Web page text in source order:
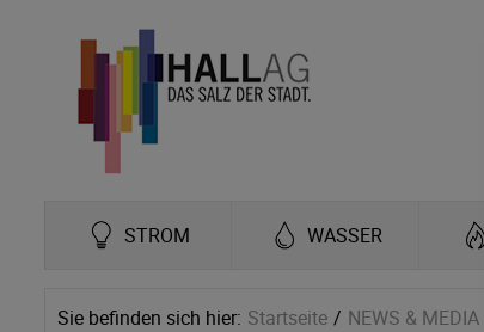
STROM WASSER
Sie befinden sich hier: Startseite NEWS & MEDIA